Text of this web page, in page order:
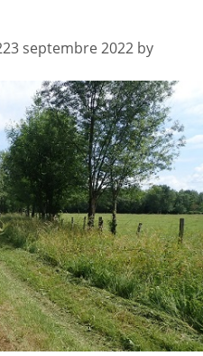
23 septembre 2022 by